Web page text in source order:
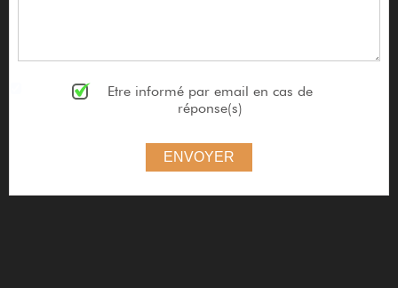
Etre informé par email en cas de
réponse(s)
ENVOYER